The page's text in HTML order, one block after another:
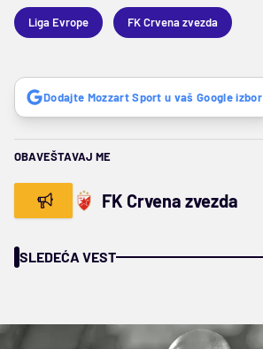
Liga Evrope FK Crvena zvezda
Dodajte Mozzart Sport u vaš Google izbor
OBAVEŠTAVAJ ME
FK Crvena zvezda
SLEDEĆA VEST